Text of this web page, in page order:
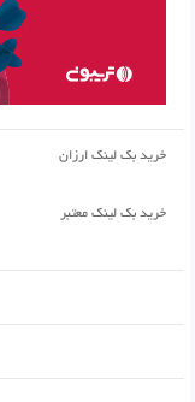
خرید بک لینک ارزان
خرید بک لینک معتبر